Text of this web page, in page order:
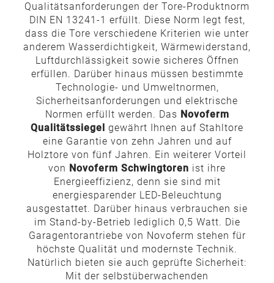
Qualitätsanforderungen der Tore-Produktnorm
DIN EN 13241-1 erfüllt. Diese Norm legt fest,
dass die Tore verschiedene Kriterien wie unter
anderem Wasserdichtigkeit, Wärmewiderstand,
Luftdurchlässigkeit sowie sicheres Öffnen
erfüllen. Darüber hinaus müssen bestimmte
Technologie- und Umweltnormen,
Sicherheitsanforderungen und elektrische
Normen erfüllt werden. Das Novoferm
Qualitätssiegel gewährt Ihnen auf Stahltore
eine Garantie von zehn Jahren und auf
Holztore von fünf Jahren. Ein weiterer Vorteil
von Novoferm Schwingtoren ist ihre
Energieeffizienz, denn sie sind mit
energiesparender LED-Beleuchtung
ausgestattet. Darüber hinaus verbrauchen sie
im Stand-by-Betrieb lediglich 0,5 Watt. Die
Garagentorantriebe von Novoferm stehen für
höchste Qualität und modernste Technik.
Natürlich bieten sie auch geprüfte Sicherheit:
Mit der selbstüberwachenden